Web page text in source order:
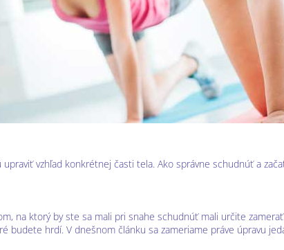
vzhľad konkrétnej časti tela. Ako správne schudnúť a
na ktorý by ste sa mali pri snahe schudnúť mali určite
budete hrdí. V dnešnom článku sa zameriame práve úpravu